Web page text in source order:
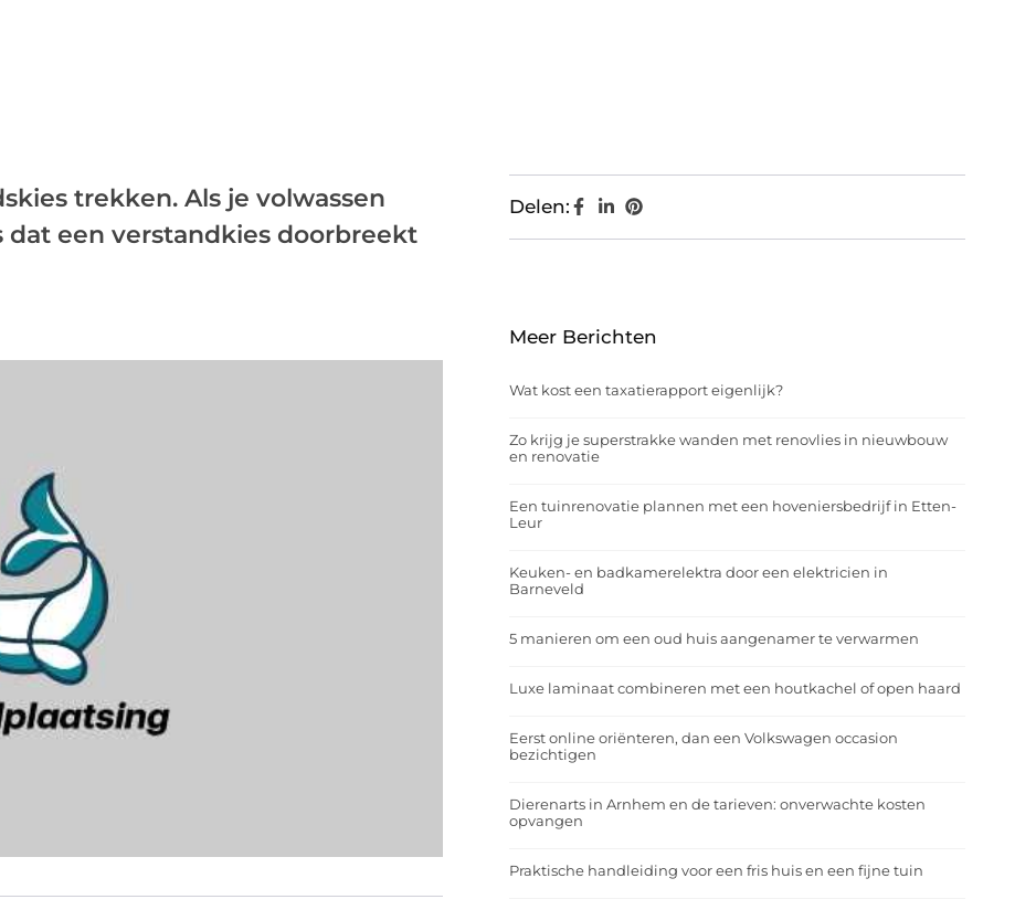
trekken. Als je volwassen
een verstandkies doorbreekt
Delen:
Meer Berichten
Wat kost een taxatierapport eigenlijk?
Zo krijg je superstrakke wanden met renovlies in nieuwbouw
en renovatie
Een tuinrenovatie plannen met een hoveniersbedrijf in Etten-
Leur
Keuken- en badkamerelektra door een elektricien in
Barneveld
5 manieren om een oud huis aangenamer te verwarmen
Luxe laminaat combineren met een houtkachel of open haard
Eerst online oriënteren, dan een Volkswagen occasion
bezichtigen
Dierenarts in Arnhem en de tarieven: onverwachte kosten
opvangen
Praktische handleiding voor een fris huis en een fijne tuin